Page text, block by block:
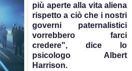
più aperte alla vita aliena
rispetto a ciò che i nostri
governi paternalistici
vorrebbero farci
credere", dice lo
psicologo Albert
Harrison.